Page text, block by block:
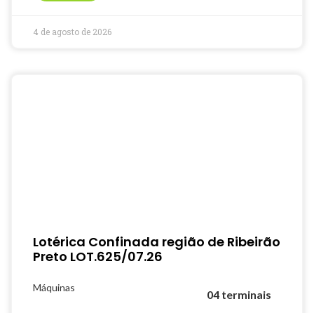
4 de agosto de 2026
Lotérica Confinada região de Ribeirão
Preto LOT.625/07.26
Máquinas
04 terminais